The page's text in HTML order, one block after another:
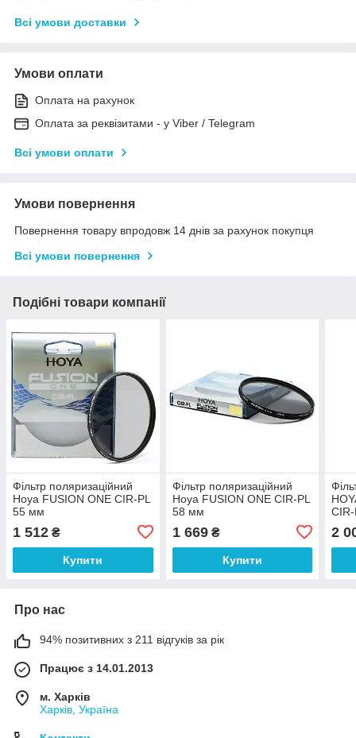
Всі умови доставки
Умови оплати
Оплата на рахунок
Оплата за реквізитами - у Viber / Telegram
Всі умови оплати
Умови повернення
Повернення товару впродовж 14 днів за рахунок покупця
Всі умови повернення
Подібні товари компанії
Фільтр поляризаційний
Hoya FUSION ONE CIR-PL
55 мм
1 512 ₴
Купити
Фільтр поляризаційний
Hoya FUSION ONE CIR-PL
58 мм
1 669₴
Купити
2
Про нас
94% позитивних з 211 відгуків за рік
Працює з 14.01.2013
м. Харків
Харків, Україна